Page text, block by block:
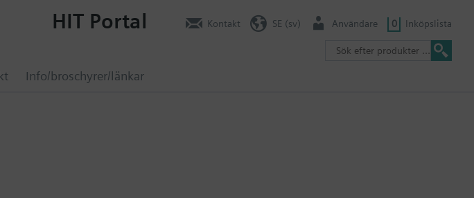
Info/broschyrer/länkar
HIT Portal Kontakt SE (sv) Användare 0 Inköpslista